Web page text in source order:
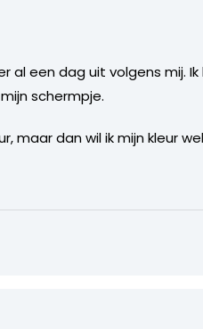
al een dag uit volgens mij.
schermpje.
maar dan wil ik mijn kleur